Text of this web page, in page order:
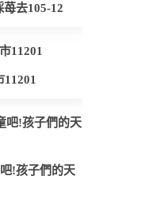
去105-12
!孩子們的天